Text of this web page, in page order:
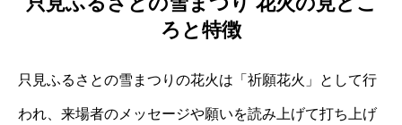
ろと特徴
只見ふるさとの雪まつりの花火は「祈願花火」として行
われ、来場者のメッセージや願いを読み上げて打ち上げ